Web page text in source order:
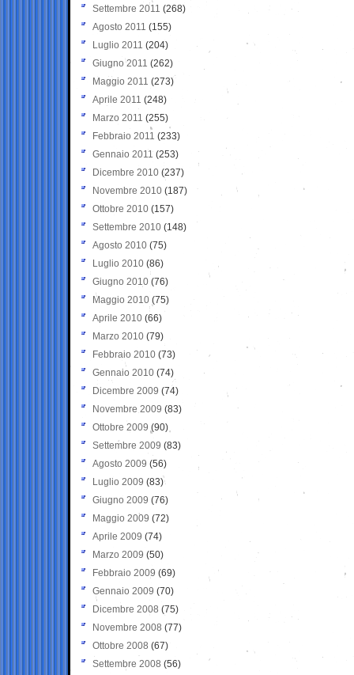
Settembre 2011 (268)
Agosto 2011 (155)
Luglio 2011 (204)
Giugno 2011 (262)
Maggio 2011 (273)
Aprile 2011 (248)
Marzo 2011 (255)
Febbraio 2011 (233)
Gennaio 2011 (253)
Dicembre 2010 (237)
Novembre 2010 (187)
Ottobre 2010 (157)
Settembre 2010 (148)
Agosto 2010 (75)
Luglio 2010 (86)
Giugno 2010 (76)
Maggio 2010 (75)
Aprile 2010 (66)
Marzo 2010 (79)
Febbraio 2010 (73)
Gennaio 2010 (74)
Dicembre 2009 (74)
Novembre 2009 (83)
Ottobre 2009 (90)
Settembre 2009 (83)
Agosto 2009 (56)
Luglio 2009 (83)
Giugno 2009 (76)
Maggio 2009 (72)
Aprile 2009 (74)
Marzo 2009 (50)
Febbraio 2009 (69)
Gennaio 2009 (70)
Dicembre 2008 (75)
Novembre 2008 (77)
Ottobre 2008 (67)
Settembre 2008 (56)